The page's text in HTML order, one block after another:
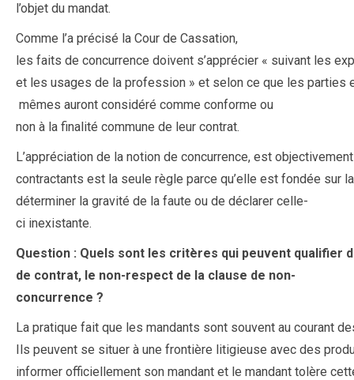
l’objet du mandat.
Comme l’a précisé la Cour de Cassation,
les faits de concurrence doivent s’apprécier « suivant les
et les usages de la profession » et selon ce que les parties
mêmes auront considéré comme conforme ou
non à la finalité commune de leur contrat.
L’appréciation de la notion de concurrence, est
contractants est la seule règle parce qu’elle est fondée sur
déterminer la gravité de la faute ou de déclarer celle-
ci inexistante.
Question : Quels sont les critères qui peuvent qualifier
de contrat, le non-respect de la clause de non-
concurrence ?
La pratique fait que les mandants sont souvent au courant
Ils peuvent se situer à une frontière litigieuse avec des
informer officiellement son mandant et le mandant tolère